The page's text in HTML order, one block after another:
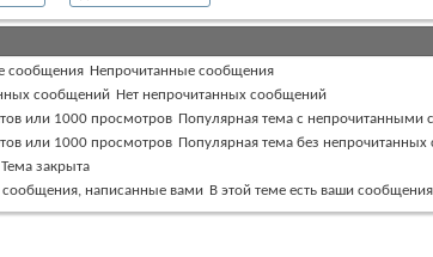
Непрочитанные сообщения
Нет непрочитанных сообщений
Популярная тема с непрочитанными
Популярная тема без
Тема закрыта
В этой теме есть ваши сообщения